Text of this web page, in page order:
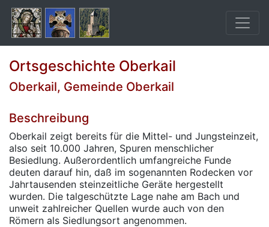
Ortsgeschichte Oberkail
Oberkail, Gemeinde Oberkail
Beschreibung
Oberkail zeigt bereits für die Mittel- und Jungsteinzeit,
also seit 10.000 Jahren, Spuren menschlicher
Besiedlung. Außerordentlich umfangreiche Funde
deuten darauf hin, daß im sogenannten Rodecken vor
Jahrtausenden steinzeitliche Geräte hergestellt
wurden. Die talgeschützte Lage nahe am Bach und
unweit zahlreicher Quellen wurde auch von den
Römern als Siedlungsort angenommen.